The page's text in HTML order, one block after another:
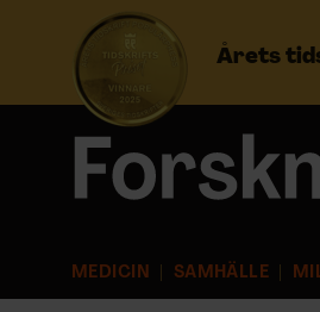
Årets
MEDICIN SAMHÄLLE
Prenumerera
NYHETSBREV